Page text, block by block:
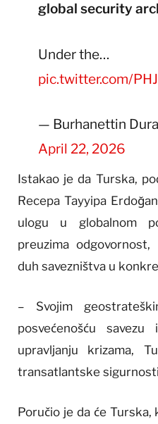
global security
Under the…
pic.twitter.com/
— Burhanettin
April 22, 2026
Istakao je da Turska,
Recepa Tayyipa
ulogu u globalnom
preuzima
duh savezništva u
– Svojim
posvećenošću
upravljanju krizama,
transatlantske sigurnosti
Poručio je da će Turska,